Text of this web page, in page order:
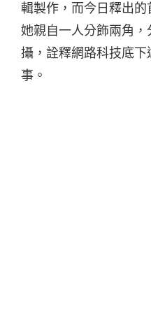
輯製作，而今日釋出的
她親自一人分飾兩角
攝，詮釋網路科技底
事。